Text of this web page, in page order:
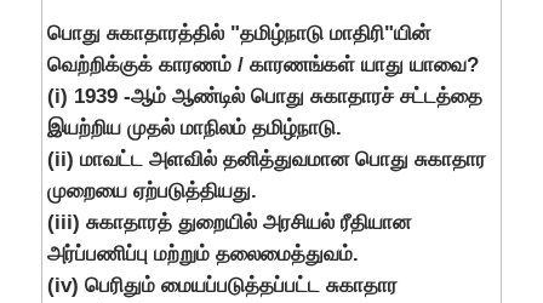
பொது சுகாதாரத்தில் "தமிழ்நாடு மாதிரி"யின்
வெற்றிக்குக் காரணம் / காரணங்கள் யாது யாவை?
(i) 1939 -ஆம் ஆண்டில் பொது சுகாதாரச் சட்டத்தை
இயற்றிய முதல் மாநிலம் தமிழ்நாடு.
(ii) மாவட்ட அளவில் தனித்துவமான பொது சுகாதார
முறையை ஏற்படுத்தியது.
(iii) சுகாதாரத் துறையில் அரசியல் ரீதியான
அர்ப்பணிப்பு மற்றும் தலைமைத்துவம்.
(iv) பெரிதும் மையப்படுத்தப்பட்ட சுகாதார